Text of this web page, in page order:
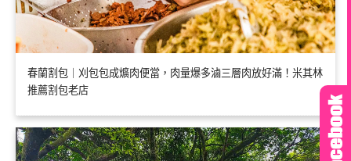
春蘭割包｜刈包包成爌肉便當，肉量爆多滷三層肉放好滿！米其林
推薦割包老店